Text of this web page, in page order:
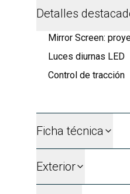
Detalles
Mirror Screen:
Luces diurnas LED
Control de tracción
Ficha técnica
Exterior